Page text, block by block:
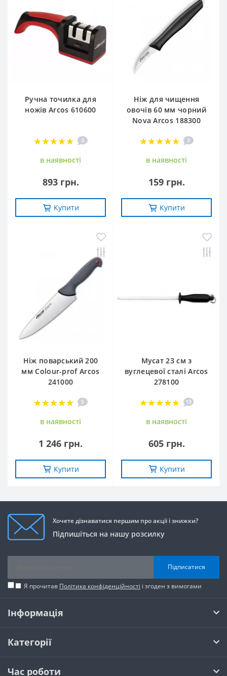
Ручна точилка для
ножів Arcos 610600
3
в наявностi
893 грн.
Купити
Ніж для чищення
овочів 60 мм чорний
Nova Arcos 188300
3
в наявностi
159 грн.
Купити
Ніж поварський 200
мм Сolour-prof Arcos
241000
5
в наявностi
1 246 грн.
Купити
Мусат 23 см з
вуглецевої сталі Arcos
278100
13
в наявностi
605 грн.
Купити
Хочете дізнаватися першим про акції і знижки?
Підпишіться на нашу розсилку
Підписатися
Я прочитав Політика конфіденційності і згоден з вимогами
Інформація
Категорії
Час роботи